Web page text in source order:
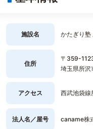
施設名 かたぎり塾
住所
〒359-
埼玉県所
アクセス 西武池袋線
法人名／屋号 caname株